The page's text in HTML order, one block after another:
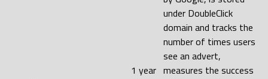
1 year
under DoubleClick
domain and tracks the
number of times users
see an advert,
measures the success